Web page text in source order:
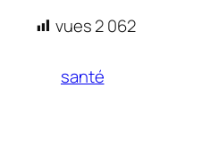
vues2 062
santé